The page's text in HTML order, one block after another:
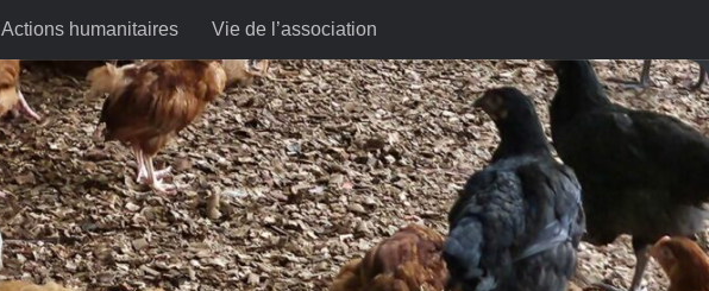
Actions humanitaires Vie de l’association